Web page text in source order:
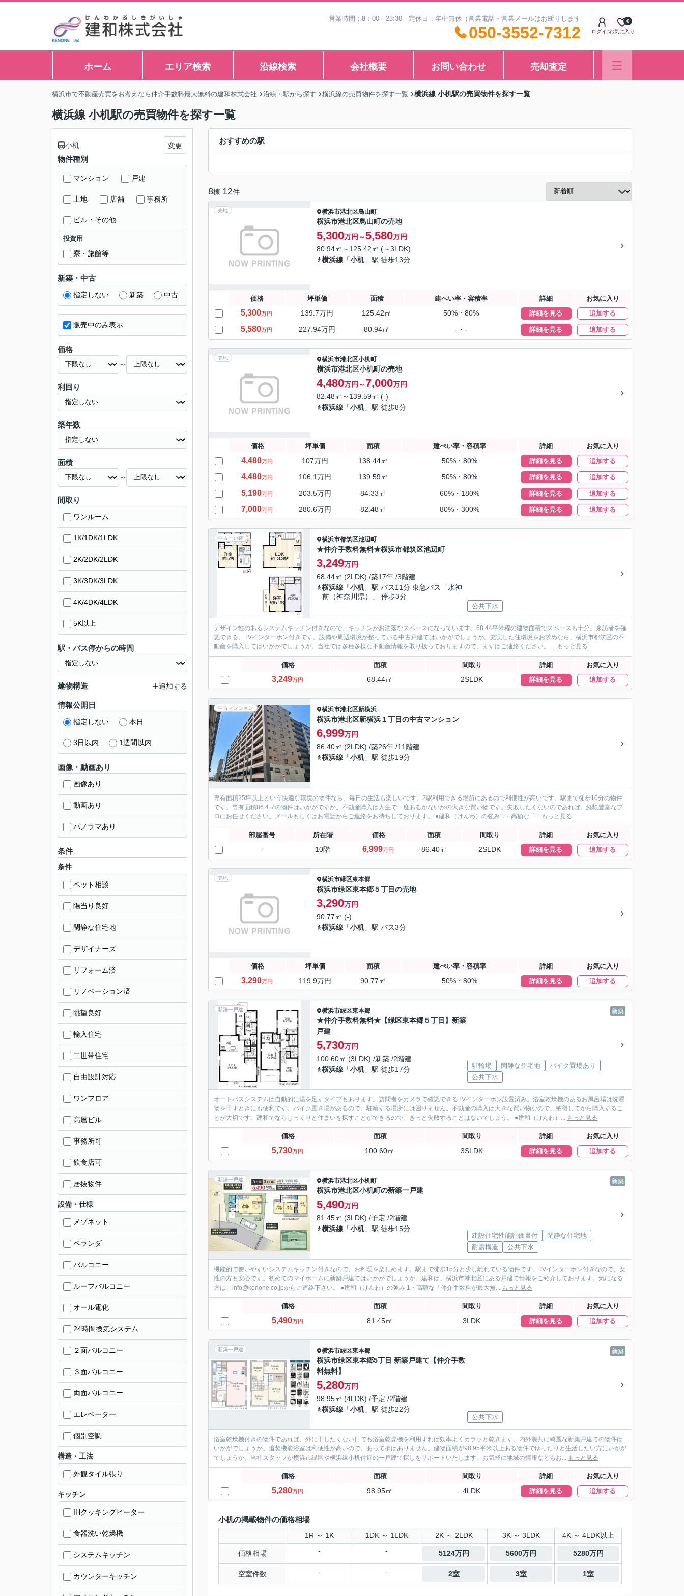
営業時間：8：00－23:30 定休日：年中無休（営業電話・営業メールはお断りします
050-3552-7312 ログインお気に入り
0
ホーム エリア検索 沿線検索 会社概要 お問い合わせ 売却査定
横浜市で不動産売買をお考えなら仲介手数料最大無料の建和株式会社 沿線・駅から探す 横浜線の売買物件を探す一覧 横浜線 小机駅の売買物件を探す一覧
横浜線 小机駅の売買物件を探す一覧
おすすめの駅
8棟 12件
売地 横浜市港北区鳥山町
横浜市港北区鳥山町の売地
5,300万円～5,580万円
80.94㎡～125.42㎡ (～3LDK)
横浜線 「小机」駅 徒歩13分
価格 坪単価 面積 建ぺい率・容積率 詳細 お気に入り
5,300万円 139.7万円 125.42㎡ 50%・80% 詳細を見る 追加する
5,580万円 227.94万円 80.94㎡ -・- 詳細を見る 追加する
売地 横浜市港北区小机町
横浜市港北区小机町の売地
4,480万円～7,000万円
82.48㎡～139.59㎡ (-)
横浜線 「小机」駅 徒歩8分
価格 坪単価 面積 建ぺい率・容積率 詳細 お気に入り
4,480万円 107万円 138.44㎡ 50%・80% 詳細を見る 追加する
4,480万円 106.1万円 139.59㎡ 50%・80% 詳細を見る 追加する
5,190万円 203.5万円 84.33㎡ 60%・180% 詳細を見る 追加する
7,000万円 280.6万円 82.48㎡ 80%・300% 詳細を見る 追加する
中古一戸建 横浜市都筑区池辺町
★仲介手数料無料★横浜市都筑区池辺町
3,249万円
68.44㎡ (2LDK) /築17年 /3階建
横浜線 「小机」駅 バス11分 東急バス「水神
前（神奈川県）」 停歩3分
公共下水
デザイン性のあるシステムキッチン付きなので、キッチンがお洒落なスペースになっています。68.44平米程の建物面積でスペースも十分。来訪者を確
認できる、TVインターホン付きです。設備や周辺環境が整っている中古戸建てはいかがでしょうか。充実した住環境をお求めなら、横浜市都筑区の不
動産を購入してはいかがでしょうか。当社では多種多様な不動産情報を取り扱っておりますので、まずはご連絡ください。 ... もっと見る
価格 面積 間取り 詳細 お気に入り
3,249万円 68.44㎡ 2SLDK 詳細を見る 追加する
中古マンション 横浜市港北区新横浜
横浜市港北区新横浜１丁目の中古マンション
6,999万円
86.40㎡ (2LDK) /築26年 /11階建
横浜線 「小机」駅 徒歩19分
専有面積25坪以上という快適な環境の物件なら、毎日の生活も楽しいです。2駅利用できる場所にあるので利便性が高いです。駅まで徒歩10分の物件
です。専有面積86.4㎡の物件はいかがですか。不動産購入は人生で一度あるかないかの大きな買い物です。失敗したくないのであれば、経験豊富なプ
ロにお任せください。メールもしくはお電話からご連絡をお待ちしております。 ●建和（けんわ）の強み 1・高額な「... もっと見る
部屋番号 所在階 価格 面積 間取り 詳細 お気に入り
- 10階 6,999万円 86.40㎡ 2SLDK 詳細を見る 追加する
売地 横浜市緑区東本郷
横浜市緑区東本郷５丁目の売地
3,290万円
90.77㎡ (-)
横浜線 「小机」駅 バス3分
価格 坪単価 面積 建ぺい率・容積率 詳細 お気に入り
3,290万円 119.9万円 90.77㎡ 50%・80% 詳細を見る 追加する
新築一戸建 新築
横浜市緑区東本郷
★仲介手数料無料★【緑区東本郷５丁目】新築
戸建
5,730万円
100.60㎡ (3LDK) /新築 /2階建
横浜線 「小机」駅 徒歩17分 駐輪場 閑静な住宅地
バイク置場あり
公共下水
オートバスシステムは自動的に湯を足すタイプもあります。訪問者をカメラで確認できるTVインターホン設置済み。浴室乾燥機のあるお風呂場は洗濯
物を干すときにも便利です。バイク置き場があるので、駐輪する場所には困りません。不動産の購入は大きな買い物なので、納得してから購入するこ
とが大切です。建和でならじっくりと住まいを探すことができるので、きっと失敗することはないでしょう。 ●建和（けんわ）... もっと見る
価格 面積 間取り 詳細 お気に入り
5,730万円 100.60㎡ 3SLDK 詳細を見る 追加する
新築一戸建 新築
横浜市港北区小机町
横浜市港北区小机町の新築一戸建
5,490万円
81.45㎡ (3LDK) /予定 /2階建
横浜線 「小机」駅 徒歩15分
建設住宅性能評価書付
閑静な住宅地
耐震構造
公共下水
機能的で使いやすいシステムキッチン付きなので、お料理を楽しめます。駅まで徒歩15分と少し離れている物件です。TVインターホン付きなので、女
性の方も安心です。初めてのマイホームに新築戸建てはいかがでしょうか。建和は、横浜市港北区にある戸建て情報をご紹介しております。気になる
方は、info@kenone.co.jpからご連絡下さい。 ●建和（けんわ）の強み 1・高額な「仲介手数料が最大無... もっと見る
価格 面積 間取り 詳細 お気に入り
5,490万円 81.45㎡ 3LDK 詳細を見る 追加する
新築一戸建 新築
横浜市緑区東本郷
横浜市緑区東本郷5丁目 新築戸建て【仲介手数
料無料】
5,280万円
98.95㎡ (4LDK) /予定 /2階建
横浜線 「小机」駅 徒歩22分
公共下水
浴室乾燥機付きの物件であれば、外に干したくない日でも浴室乾燥機を利用すれば効率よくカラッと乾きます。内外装共に綺麗な新築戸建ての物件は
いかがでしょうか。追焚機能浴室は利便性が高いので、あって損はありません。建物面積が98.95平米以上ある物件でゆったりと生活したい方にいかが
でしょうか。当社スタッフが横浜市緑区や横浜線小机付近の一戸建て探しをサポートいたします。お気軽に地域の情報などもお... もっと見る
価格 面積 間取り 詳細 お気に入り
5,280万円 98.95㎡ 4LDK 詳細を見る 追加する
小机の掲載物件の価格相場
1R ～ 1K 1DK ～ 1LDK 2K ～ 2LDK 3K ～ 3LDK 4K ～ 4LDK以上
価格相場 - - 5124万円 5600万円 5280万円
空室件数 - - 2室 3室 1室
小机 変更
物件種別
マンション 戸建
土地 店舗 事務所
ビル・その他
投資用
寮・旅館等
新築・中古
指定しない 新築 中古
販売中のみ表示
価格
～
利回り
築年数
面積
～
間取り
ワンルーム
1K/1DK/1LDK
2K/2DK/2LDK
3K/3DK/3LDK
4K/4DK/4LDK
5K以上
駅・バス停からの時間
建物構造 追加する
情報公開日
指定しない 本日
3日以内 1週間以内
画像・動画あり
画像あり
動画あり
パノラマあり
条件
条件
ペット相談
陽当り良好
閑静な住宅地
デザイナーズ
リフォーム済
リノベーション済
眺望良好
輸入住宅
二世帯住宅
自由設計対応
ワンフロア
高層ビル
事務所可
飲食店可
居抜物件
設備・仕様
メゾネット
ベランダ
バルコニー
ルーフバルコニー
オール電化
24時間換気システム
２面バルコニー
３面バルコニー
両面バルコニー
エレベーター
個別空調
構造・工法
外観タイル張り
キッチン
IHクッキングヒーター
食器洗い乾燥機
システムキッチン
カウンターキッチン